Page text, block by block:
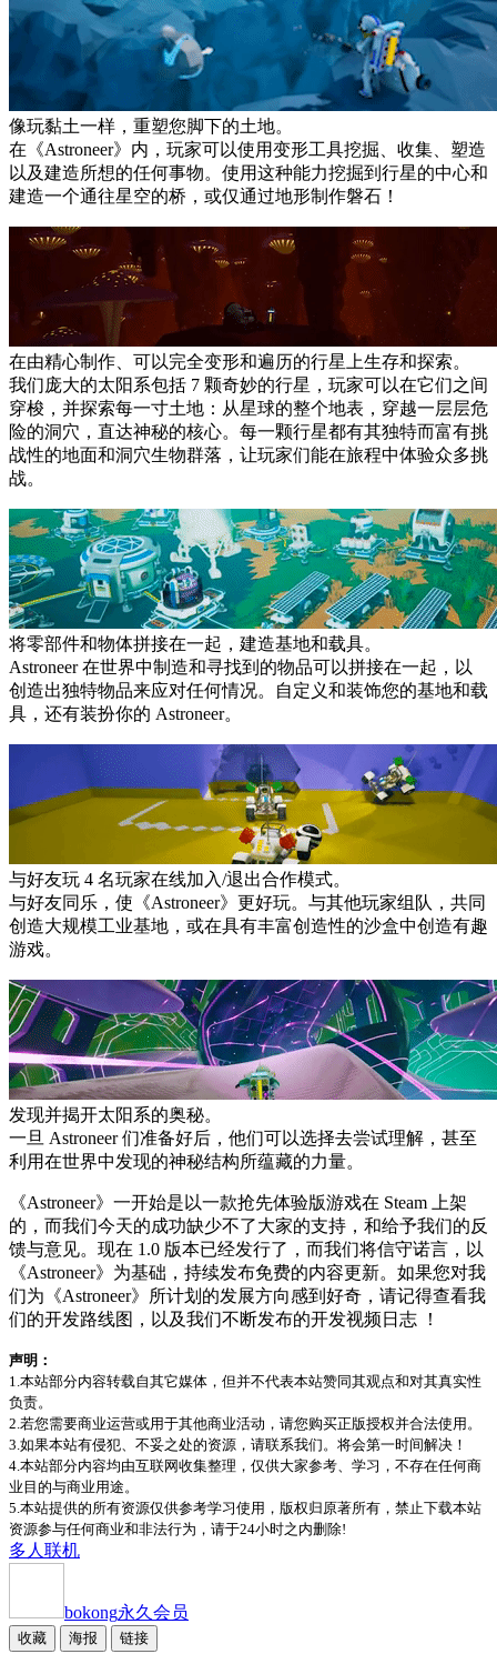
像玩黏土一样，重塑您脚下的土地。
在《Astroneer》内，玩家可以使用变形工具挖掘、收集、塑造
以及建造所想的任何事物。使用这种能力挖掘到行星的中心和
建造一个通往星空的桥，或仅通过地形制作磐石！
在由精心制作、可以完全变形和遍历的行星上生存和探索。
我们庞大的太阳系包括 7 颗奇妙的行星，玩家可以在它们之间
穿梭，并探索每一寸土地：从星球的整个地表，穿越一层层危
险的洞穴，直达神秘的核心。每一颗行星都有其独特而富有挑
战性的地面和洞穴生物群落，让玩家们能在旅程中体验众多挑
战。
将零部件和物体拼接在一起，建造基地和载具。
Astroneer 在世界中制造和寻找到的物品可以拼接在一起，以
创造出独特物品来应对任何情况。自定义和装饰您的基地和载
具，还有装扮你的 Astroneer。
与好友玩 4 名玩家在线加入/退出合作模式。
与好友同乐，使《Astroneer》更好玩。与其他玩家组队，共同
创造大规模工业基地，或在具有丰富创造性的沙盒中创造有趣
游戏。
发现并揭开太阳系的奥秘。
一旦 Astroneer 们准备好后，他们可以选择去尝试理解，甚至
利用在世界中发现的神秘结构所蕴藏的力量。
《Astroneer》一开始是以一款抢先体验版游戏在 Steam 上架
的，而我们今天的成功缺少不了大家的支持，和给予我们的反
馈与意见。现在 1.0 版本已经发行了，而我们将信守诺言，以
《Astroneer》为基础，持续发布免费的内容更新。如果您对我
们为《Astroneer》所计划的发展方向感到好奇，请记得查看我
们的开发路线图，以及我们不断发布的开发视频日志 ！
声明：
1.本站部分内容转载自其它媒体，但并不代表本站赞同其观点和对其真实性
负责。
2.若您需要商业运营或用于其他商业活动，请您购买正版授权并合法使用。
3.如果本站有侵犯、不妥之处的资源，请联系我们。将会第一时间解决！
4.本站部分内容均由互联网收集整理，仅供大家参考、学习，不存在任何商
业目的与商业用途。
5.本站提供的所有资源仅供参考学习使用，版权归原著所有，禁止下载本站
资源参与任何商业和非法行为，请于24小时之内删除!
多人 联机
bokong永久会员
收藏 海报 链接